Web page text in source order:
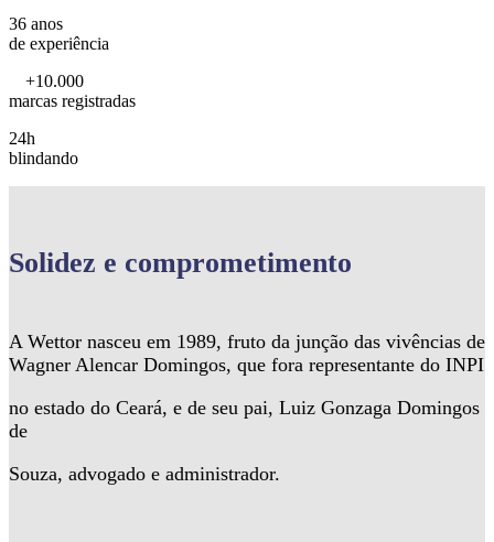
36 anos
de experiência
+10.000
marcas registradas
24h
blindando
Solidez e comprometimento
A Wettor nasceu em 1989, fruto da junção das vivências de
Wagner Alencar Domingos, que fora representante do INPI
no estado do Ceará, e de seu pai, Luiz Gonzaga Domingos
de
Souza, advogado e administrador.